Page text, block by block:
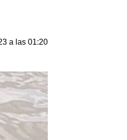
a las 01:20